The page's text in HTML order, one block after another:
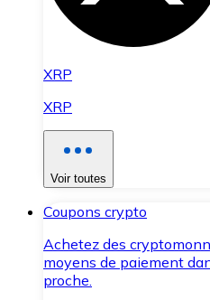
XRP
XRP
Voir toutes
Coupons crypto
Achetez des
moyens de paiement
proche.